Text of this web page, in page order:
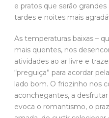
e pratos que serão
tardes e noites mais
As temperaturas baixas –
mais quentes, nos
atividades ao ar livre e
“preguiça” para acordar
lado bom. O friozinho nos
aconchegantes, a
evoca o romantismo, o